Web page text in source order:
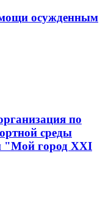
осужденным
по
среды
"Мой город XXI